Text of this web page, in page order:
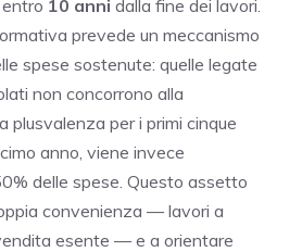
10 anni dalla fine dei lavori.
prevede un meccanismo
spese sostenute: quelle legate
non concorrono alla
plusvalenza per i primi cinque
anno, viene invece
delle spese. Questo assetto
convenienza — lavori a
esente — e a orientare